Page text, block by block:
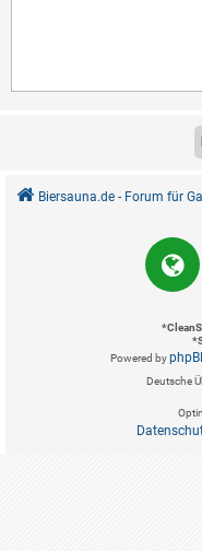
Biersauna.de - Forum für
*
*
Powered by
Deutsche